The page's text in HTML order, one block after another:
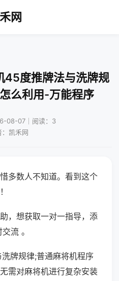
网
45度推牌法与洗牌规
么利用-万能程序
08-07｜阅读：3
：凯禾网
多数人不知道。看到这个
，想获取一对一指导，添
流 。
牌规律;普通麻将机程序
需对麻将机进行复杂安装